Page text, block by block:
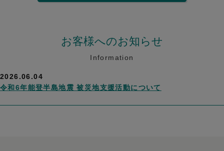
お客様へのお知らせ
Information
2026.06.04
令和6年能登半島地震 被災地支援活動について